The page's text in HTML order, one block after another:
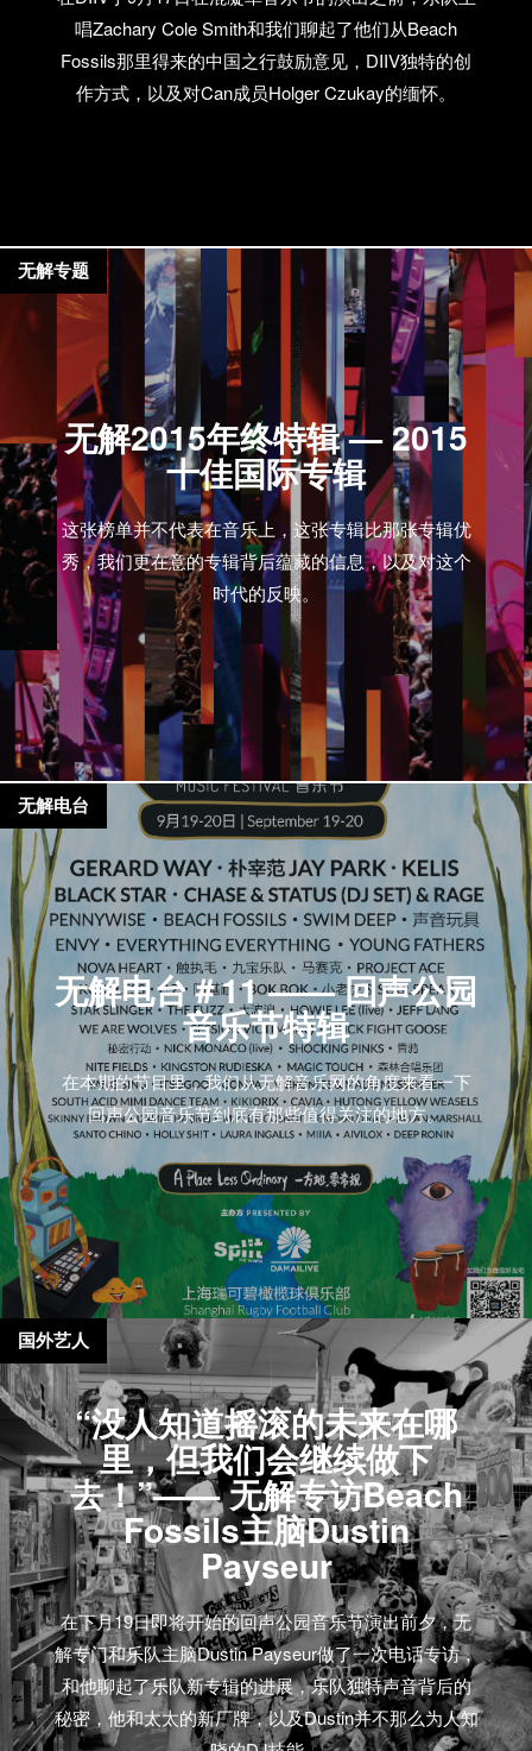
唱Zachary Cole Smith和我们聊起了他们从Beach
Fossils那里得来的中国之行鼓励意见，DIIV独特的创
作方式，以及对Can成员Holger Czukay的缅怀。
无解2015年终特辑 — 2015
十佳国际专辑
这张榜单并不代表在音乐上，这张专辑比那张专辑优
秀，我们更在意的专辑背后蕴藏的信息，以及对这个
时代的反映。
无解专题
无解电台＃11 —— 回声公园
音乐节特辑
在本期的节目里，我们从无解音乐网的角度来看一下
回声公园音乐节到底有那些值得关注的地方。
无解电台
“没人知道摇滚的未来在哪
里，但我们会继续做下
去！”—— 无解专访Beach
Fossils主脑Dustin
Payseur
在下月19日即将开始的回声公园音乐节演出前夕，无
解专门和乐队主脑Dustin Payseur做了一次电话专访，
和他聊起了乐队新专辑的进展，乐队独特声音背后的
秘密，他和太太的新厂牌，以及Dustin并不那么为人知
国外艺人